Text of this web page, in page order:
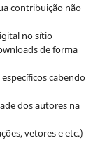
contribuição não
no sítio
de forma
cabendo
dos autores na
vetores e etc.)